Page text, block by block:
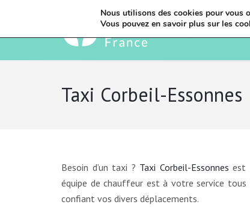
Taxi Corbeil-Essonnes
Besoin d’un taxi ? Taxi Corbeil-Essonnes est
équipe de chauffeur est à votre service tous
confiant vos divers déplacements.
Nous utilisons des cookies pour vous
Vous pouvez en savoir plus sur les